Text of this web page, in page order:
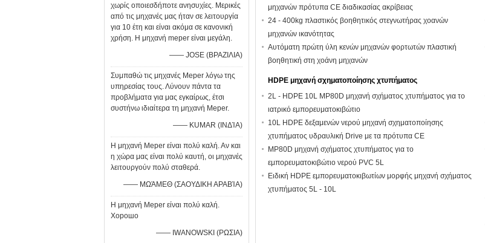
χωρίς οποιεσδήποτε ανησυχίες. Μερικές
από τις μηχανές μας ήταν σε λειτουργία
για 10 έτη και είναι ακόμα σε κανονική
χρήση. Η μηχανή meper είναι μεγάλη.
—— JOSE (ΒΡΑΖΙΛΙΑ)
Συμπαθώ τις μηχανές Meper λόγω της
υπηρεσίας τους. Λύνουν πάντα τα
προβλήματα για μας εγκαίρως, έτσι
συστήνω ιδιαίτερα τη μηχανή Meper.
—— KUMAR (ΙΝΔΊΑ)
Η μηχανή Meper είναι πολύ καλή. Αν και
η χώρα μας είναι πολύ καυτή, οι μηχανές
λειτουργούν πολύ σταθερά.
—— ΜΩΆΜΕΘ (ΣΑΟΥΔΙΚΗ ΑΡΑΒΊΑ)
Η μηχανή Meper είναι πολύ καλή.
Хорошо
—— IWANOWSKI (ΡΩΣΙΑ)
μηχανών πρότυπα CE διαδικασίας ακρίβειας
24 - 400kg πλαστικός βοηθητικός στεγνωτήρας χοανών
μηχανών ικανότητας
Αυτόματη πρώτη ύλη κενών μηχανών φορτωτών πλαστική
βοηθητική στη χοάνη μηχανών
HDPE μηχανή σχηματοποίησης χτυπήματος
2L - HDPE 10L MP80D μηχανή σχήματος χτυπήματος για το
ιατρικό εμπορευματοκιβώτιο
10L HDPE δεξαμενών νερού μηχανή σχηματοποίησης
χτυπήματος υδραυλική Drive με τα πρότυπα CE
MP80D μηχανή σχήματος χτυπήματος για το
εμπορευματοκιβώτιο νερού PVC 5L
Ειδική HDPE εμπορευματοκιβωτίων μορφής μηχανή σχήματος
χτυπήματος 5L - 10L